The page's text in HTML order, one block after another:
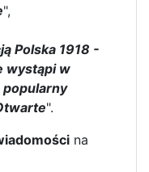
",
Polska 1918 -
wystąpi w
popularny
".
na